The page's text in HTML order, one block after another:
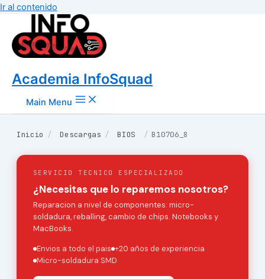
Ir al contenido
Academia InfoSquad
Main Menu
Inicio / Descargas / BIOS / B10706_8
SERVICIO TECNICO ESPECIALIZADO
¿Necesitas que lo reparemos nosotros?
Reparacion a nivel de componentes: micro-
soldadura, reballing, cambio de chips. Notebooks y
MacBooks.
Envios a todo el pais +20 años de experiencia
Micro-soldadura SMD